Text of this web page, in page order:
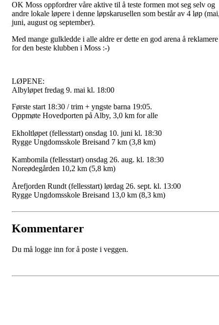
OK Moss oppfordrer våre aktive til å teste formen mot seg selv og
andre lokale løpere i denne løpskarusellen som består av 4 løp
juni, august og september).
Med mange gulkledde i alle aldre er dette en god arena å reklamere
for den beste klubben i Moss :-)
LØPENE:
Albyløpet fredag 9. mai kl. 18:00
Første start 18:30 / trim + yngste barna 19:05.
Oppmøte Hovedporten på Alby, 3,0 km for alle
Ekholtløpet (fellesstart) onsdag 10. juni kl. 18:30
Rygge Ungdomsskole Breisand 7 km (3,8 km)
Kambomila (fellesstart) onsdag 26. aug. kl. 18:30
Noreødegården 10,2 km (5,8 km)
Årefjorden Rundt (fellesstart) lørdag 26. sept. kl. 13:00
Rygge Ungdomsskole Breisand 13,0 km (8,3 km)
Kommentarer
Du må logge inn for å poste i veggen.